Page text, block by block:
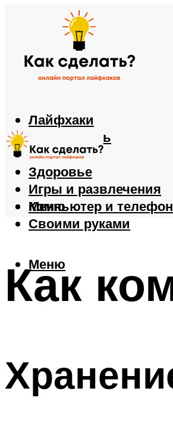
Лайфхаки
Автомобиль
Еда
Здоровье
Игры и развлечения
Компьютер и телефон
Своими руками
Меню
Меню
Как